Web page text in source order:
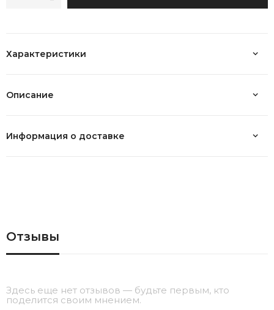
Характеристики
Описание
Информация о доставке
Отзывы
Здесь еще нет отзывов — будьте первым, кто
поделится своим мнением.